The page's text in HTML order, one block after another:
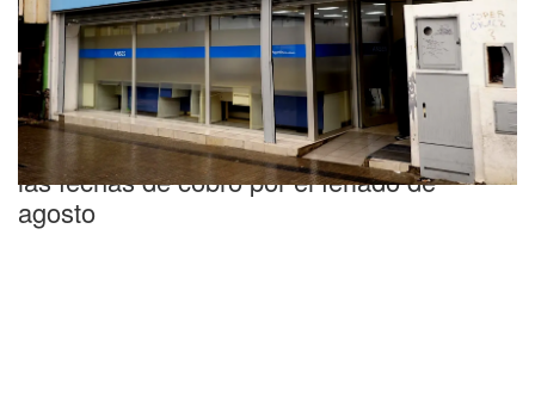
Importante
Calendario de ANSES: cómo se modifican
las fechas de cobro por el feriado de
agosto